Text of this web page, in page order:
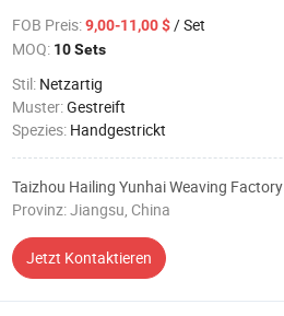
FOB Preis:9,00-11,00 $/ Set
MOQ: 10 Sets
Stil: Netzartig
Muster:Gestreift
Spezies: Handgestrickt
Taizhou Hailing Yunhai Weaving Factory
Provinz: Jiangsu, China
Jetzt Kontaktieren